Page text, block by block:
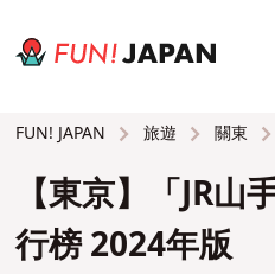
FUN! JAPAN 旅遊 關東
【東京】「JR
行榜 2024年版